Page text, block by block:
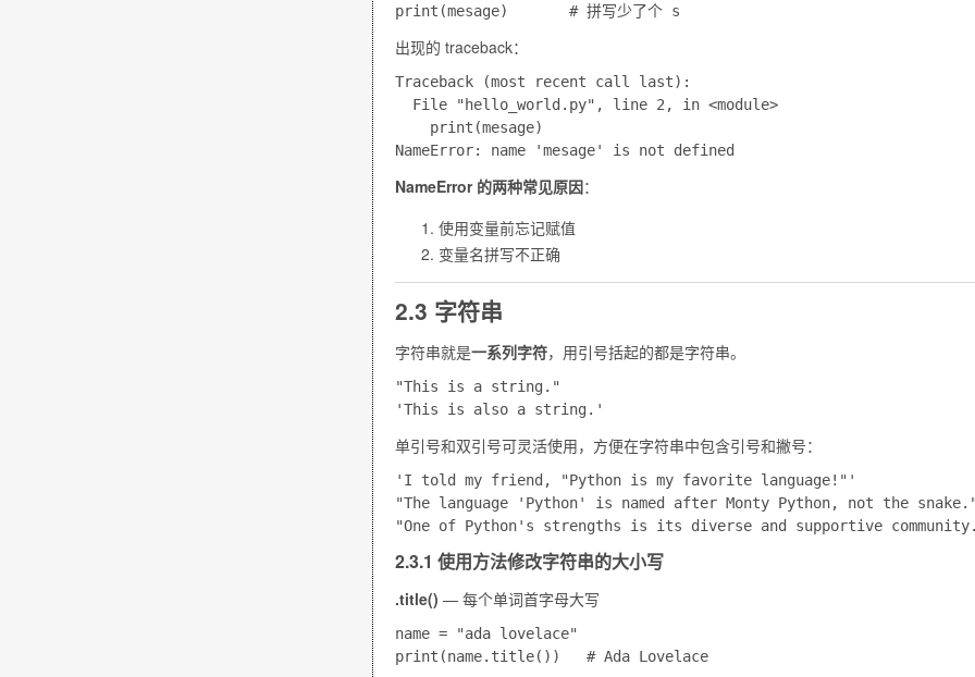
出现的 traceback：
Traceback (most recent call last):
  File "hello_world.py", line 2, in <module>
    print(mesage)
NameError 的两种常见原因：
使用变量前忘记赋值
变量名拼写不正确
2.3 字符串
字符串就是一系列字符，用引号括起的都是字符串。
"This is a string."
单引号和双引号可灵活使用，方便在字符串中包含引号和撇号：
'I told my friend, "Python is my favorite language!"'
"The language 'Python' is named after Monty Python, not the
2.3.1 使用方法修改字符串的大小写
.title() — 每个单词首字母大写
name = "ada lovelace"